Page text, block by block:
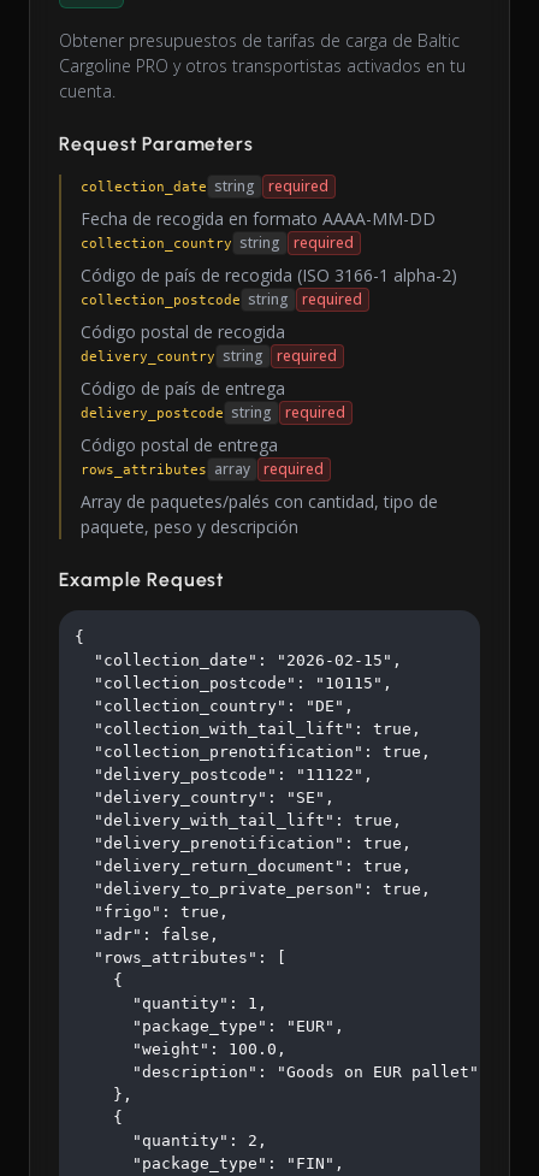
Obtener presupuestos de tarifas de carga de Baltic
Cargoline PRO y otros transportistas activados en tu
cuenta.
Request Parameters
collection_date string required
Fecha de recogida en formato AAAA-MM-DD
collection_country string required
Código de país de recogida (ISO 3166-1 alpha-2)
collection_postcode string required
Código postal de recogida
delivery_country string required
Código de país de entrega
delivery_postcode string required
Código postal de entrega
rows_attributes array required
Array de paquetes/palés con cantidad, tipo de
paquete, peso y descripción
Example Request
{
  "collection_date": "2026-02-15",
  "collection_postcode": "10115",
  "collection_country": "DE",
  "collection_with_tail_lift": true,
  "collection_prenotification": true,
  "delivery_postcode": "11122",
  "delivery_country": "SE",
  "delivery_with_tail_lift": true,
  "delivery_prenotification": true,
  "delivery_return_document": true,
  "delivery_to_private_person": true,
  "frigo": true,
  "adr": false,
  "rows_attributes": [
    {
      "quantity": 1,
      "package_type": "EUR",
      "weight": 100.0,
      "description": "Goods on EUR pallet"
    },
    {
      "quantity": 2,
      "package_type": "FIN",